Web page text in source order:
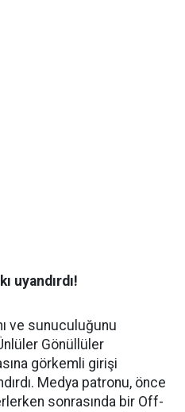
uyandırdı!
ve sunuculuğunu
Gönüllüler
görkemli girişi
Medya patronu, önce
sonrasında bir Off-